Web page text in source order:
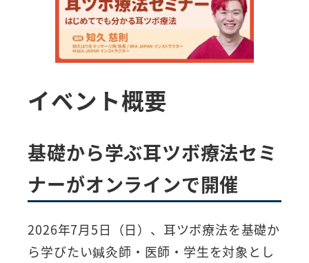
イベント概要
基礎から学ぶ耳ツボ療法セミ
ナーがオンラインで開催
2026年7月5日（日）、耳ツボ療法を基礎か
ら学びたい鍼灸師・医師・学生を対象とし